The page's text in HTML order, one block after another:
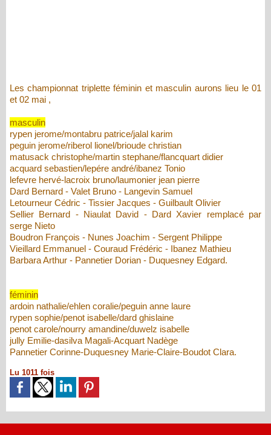
Les championnat triplette féminin et masculin aurons lieu le 01
et 02 mai ,
masculin
rypen jerome/montabru patrice/jalal karim
peguin jerome/riberol lionel/brioude christian
matusack christophe/martin stephane/flancquart didier
acquard sebastien/lepére andré/ibanez Tonio
lefevre hervé-lacroix bruno/laumonier jean pierre
Dard Bernard - Valet Bruno - Langevin Samuel
Letourneur Cédric - Tissier Jacques - Guilbault Olivier
Sellier Bernard - Niaulat David - Dard Xavier remplacé par
serge Nieto
Boudron François - Nunes Joachim - Sergent Philippe
Vieillard Emmanuel - Couraud Frédéric - Ibanez Mathieu
Barbara Arthur - Pannetier Dorian - Duquesney Edgard.
féminin
ardoin nathalie/ehlen coralie/peguin anne laure
rypen sophie/penot isabelle/dard ghislaine
penot carole/nourry amandine/duwelz isabelle
jully Emilie-dasilva Magali-Acquart Nadège
Pannetier Corinne-Duquesney Marie-Claire-Boudot Clara.
Lu 1011 fois